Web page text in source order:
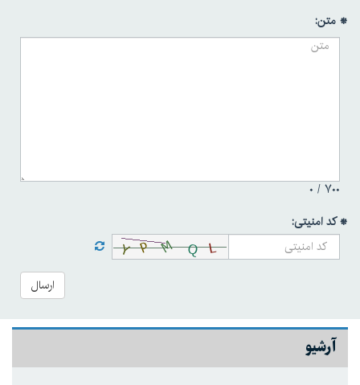
* متن:
۷۰۰ /
۰
* کد امنیتی:
ارسال
آرشیو